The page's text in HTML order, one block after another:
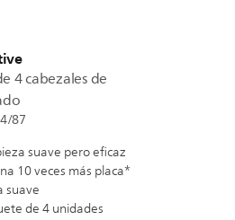
4 cabezales de
87
suave pero eficaz
10 veces más placa*
suave
de 4 unidades